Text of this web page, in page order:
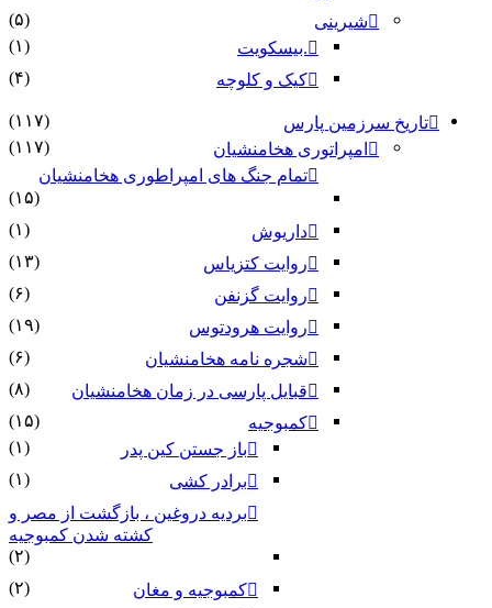
شیرینی
(۵)
.بیسکویت
(۱)
کیک و کلوچه
(۴)
تاریخ سرزمین پارس
(۱۱۷)
امپراتوری هخامنشیان
(۱۱۷)
تمام جنگ های امپراطوری هخامنشیان
(۱۵)
داریوش
(۱)
روایت کتزیاس
(۱۳)
روایت گزنفن
(۶)
روایت هرودتوس
(۱۹)
شجره نامه هخامنشیان
(۶)
قبایل پارسی در زمان هخامنشیان
(۸)
کمبوجیه
(۱۵)
باز جستن کین پدر
(۱)
برادر کشی
(۱)
بردیه دروغین ، بازگشت از مصر و
کشته شدن کمبوجیه
(۲)
کمبوجیه و مغان
(۲)